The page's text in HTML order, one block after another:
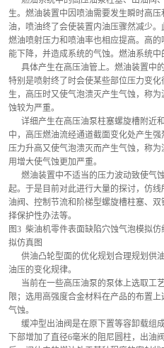
生。燃油装置中因喷油需要发生瞬时高
油，喷油终了会使装置内油压骤然减少。
燃油喷射压力和喷油率也相应提高。高
能下降，并造成系统的气蚀。燃油系统中
具体产生在高压油管上。燃油装置中的
特别是喷射终了时会使某些部位压力变
生，高压时又使气泡溃灭产生气蚀，称
蚀较为严重。
详细产生在高压油泵柱塞螺旋槽附近
中，高压燃油流经通道截面变化处产生
压力升高又使气泡溃灭而产生气蚀，称
用增大使气蚀更加严重。
燃油装置中不适当的压力波动致使气蚀
起。于是目前对此进行大量的探讨，仿
油阀、控制节流和阶梯型螺旋槽柱塞、
择保护性办法等。
图3  柴油机零件表面缺陷穴蚀气泡模拟
拟仿真图
供油凸轮型面的优化规划合理规划供
油压的变化规律。
当前在一些高压油泵的泵体上选取工
限；选用高强度合金材料在产品的布置
气蚀。
缓冲型出油阀是在原下置等容卸载组
下部增加了直径6毫米的阻尼圆柱，出